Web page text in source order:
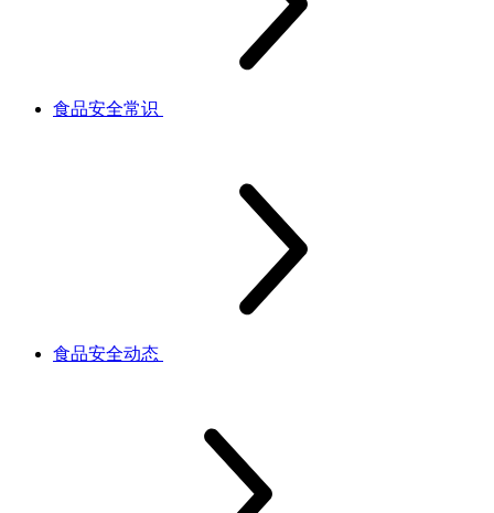
食品安全常识
食品安全动态